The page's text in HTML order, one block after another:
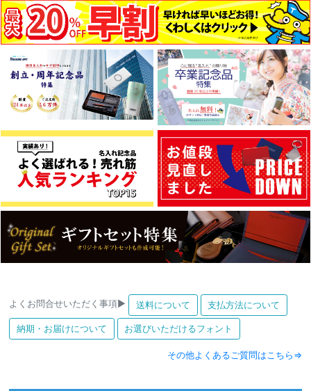
よくお問合せいただく事項▶ 送料について 支払方法について
納期・お届けについて お選びいただけるフォント
その他よくあるご質問はこちら⇒